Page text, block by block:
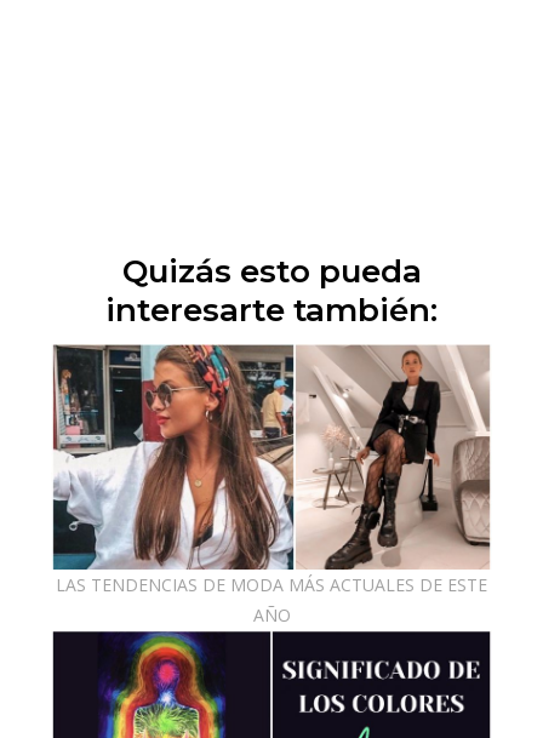
Quizás esto pueda
interesarte también:
LAS TENDENCIAS DE MODA MÁS ACTUALES DE ESTE
AÑO